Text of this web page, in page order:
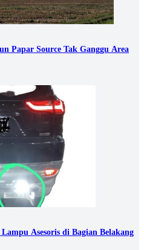
Papar Source Tak Ganggu Area
Asesoris di Bagian Belakang